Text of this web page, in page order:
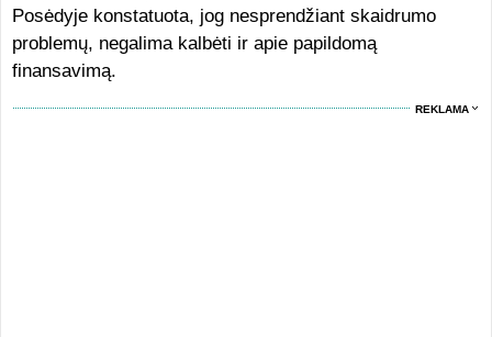
Posėdyje konstatuota, jog nesprendžiant skaidrumo
problemų, negalima kalbėti ir apie papildomą
finansavimą.
REKLAMA